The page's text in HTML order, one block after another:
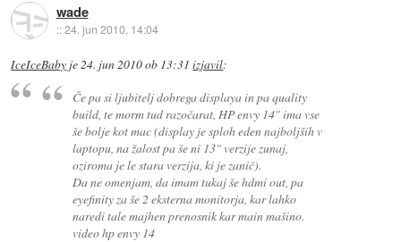
wade
::24. jun 2010, 14:04
IceIceBaby je24. jun 2010 ob 13:31 izjavil:
Če pa si ljubitelj dobrega displaya in pa quality
build, te morm tud razočarat, HP envy 14" ima vse
še bolje kot mac (display je sploh eden najboljših v
laptopu, na žalost pa še ni 13" verzije zunaj,
oziroma je le stara verzija, ki je zanič).
Da ne omenjam, da imam tukaj še hdmi out, pa
eyefinity za še 2 eksterna monitorja, kar lahko
naredi tale majhen prenosnik kar main mašino.
video hp envy 14